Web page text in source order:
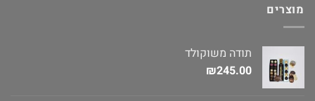
מוצרים
תודה משוקולד
₪245.00